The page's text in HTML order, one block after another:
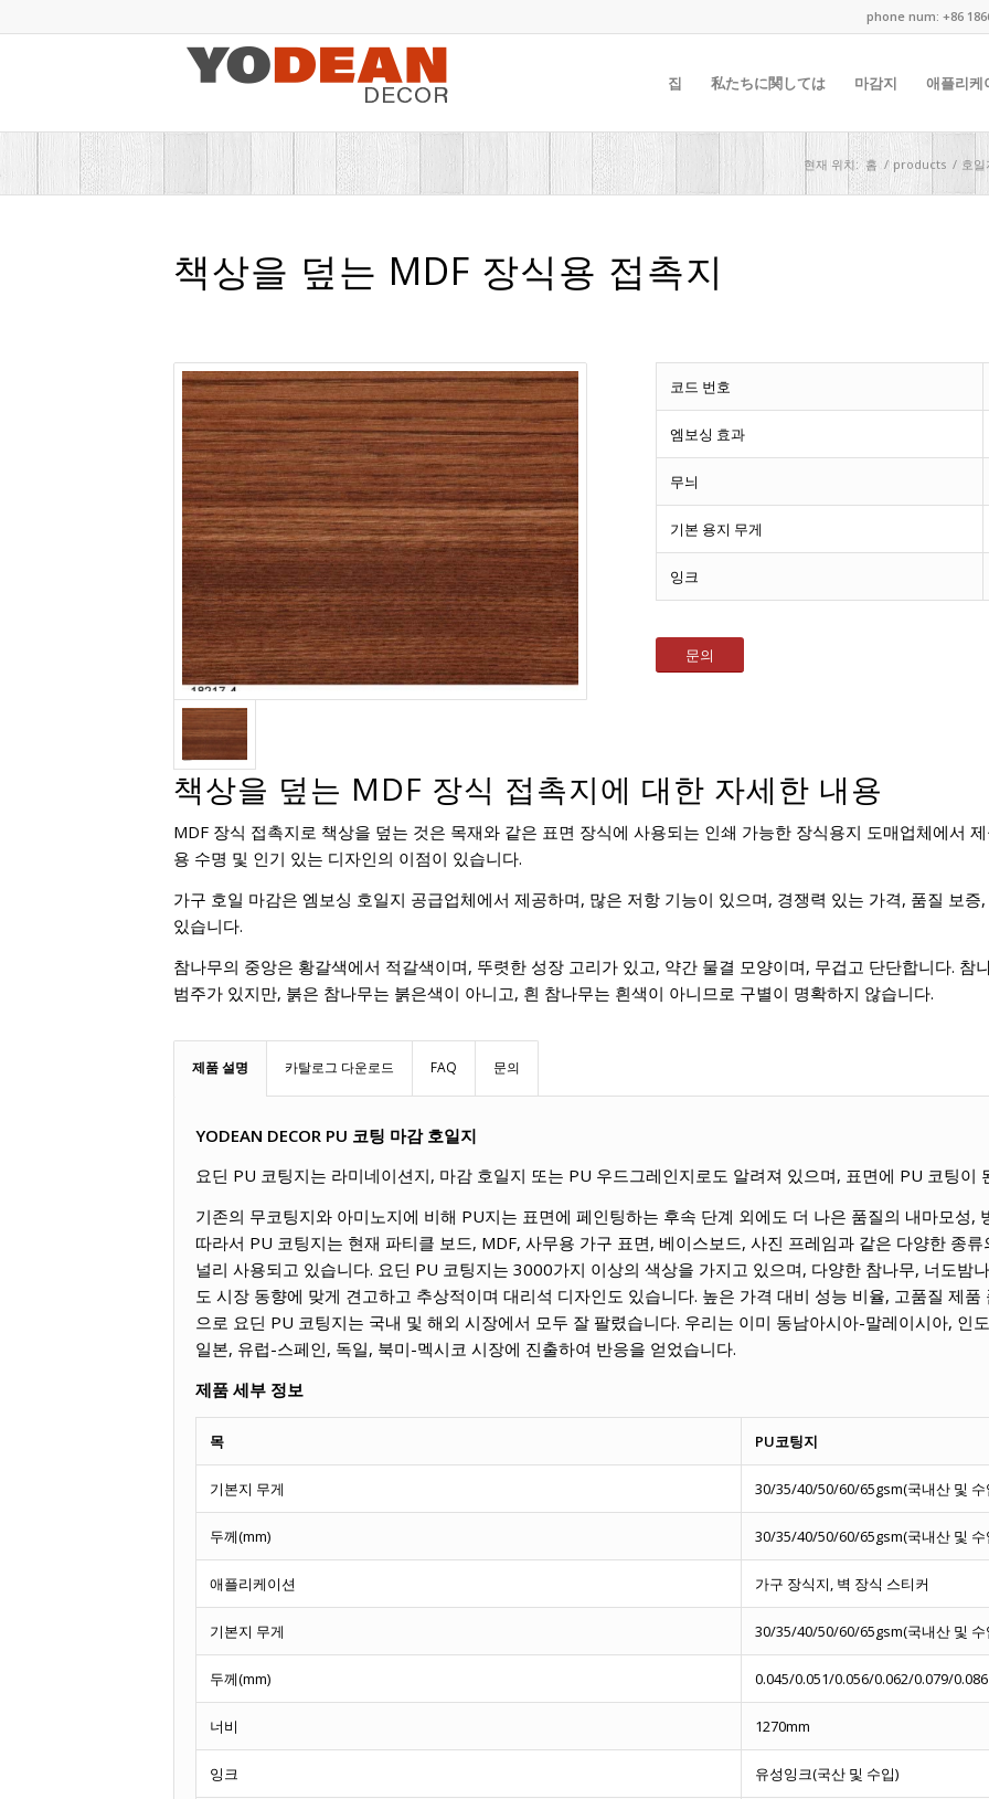
phone num: +86
집 私たちに関しては 마감지 애플리케
현재 위치: 홈 / products / 호일
책상을 덮는 MDF 장식용 접촉지
코드 번호
엠보싱 효과
무늬
기본 용지 무게
잉크
문의
책상을 덮는 MDF 장식 접촉지에 대한 자세한 내용
MDF 장식 접촉지로 책상을 덮는 것은 목재와 같은 표면 장식에 사용되는 인쇄 가능한 장식용지 도매업체에서
용 수명 및 인기 있는 디자인의 이점이 있습니다.
가구 호일 마감은 엠보싱 호일지 공급업체에서 제공하며, 많은 저항 기능이 있으며, 경쟁력 있는 가격, 품질 보
있습니다.
참나무의 중앙은 황갈색에서 적갈색이며, 뚜렷한 성장 고리가 있고, 약간 물결 모양이며, 무겁고 단단합니다. 참
범주가 있지만, 붉은 참나무는 붉은색이 아니고, 흰 참나무는 흰색이 아니므로 구별이 명확하지 않습니다.
제품 설명 카탈로그 다운로드 FAQ 문의
YODEAN DECOR PU 코팅 마감 호일지
요딘 PU 코팅지는 라미네이션지, 마감 호일지 또는 PU 우드그레인지로도 알려져 있으며, 표면에 PU 코팅이
기존의 무코팅지와 아미노지에 비해 PU지는 표면에 페인팅하는 후속 단계 외에도 더 나은 품질의 내마모성,
따라서 PU 코팅지는 현재 파티클 보드, MDF, 사무용 가구 표면, 베이스보드, 사진 프레임과 같은 다양한 종
널리 사용되고 있습니다. 요딘 PU 코팅지는 3000가지 이상의 색상을 가지고 있으며, 다양한 참나무, 너도밤
도 시장 동향에 맞게 견고하고 추상적이며 대리석 디자인도 있습니다. 높은 가격 대비 성능 비율, 고품질 제
으로 요딘 PU 코팅지는 국내 및 해외 시장에서 모두 잘 팔렸습니다. 우리는 이미 동남아시아-말레이시아, 인
일본, 유럽-스페인, 독일, 북미-멕시코 시장에 진출하여 반응을 얻었습니다.
제품 세부 정보
목 PU코팅지
기본지 무게 30/35/40/50/60/65gsm(국내산 및 수
두께(mm) 30/35/40/50/60/65gsm(국내산 및 수
애플리케이션 가구 장식지, 벽 장식 스티커
기본지 무게 30/35/40/50/60/65gsm(국내산 및 수
두께(mm) 0.045/0.051/0.056/0.062/0.079/0.086
너비 1270mm
잉크 유성잉크(국산 및 수입)